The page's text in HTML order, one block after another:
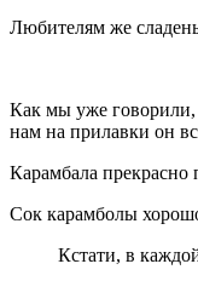
Любителям же
Как мы уже говорили,
нам на прилавки он
Карамбала прекрасно
Сок карамболы
Кстати, в